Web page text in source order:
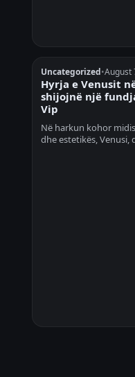
Uncategorized•August
Hyrja e Venusit
shijojnë një
Vip
Në harkun kohor
dhe estetikës, Venusi,